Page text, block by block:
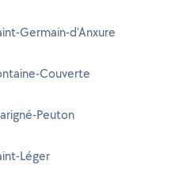
Germain-d'Anxure
Couverte
Peuton
Léger